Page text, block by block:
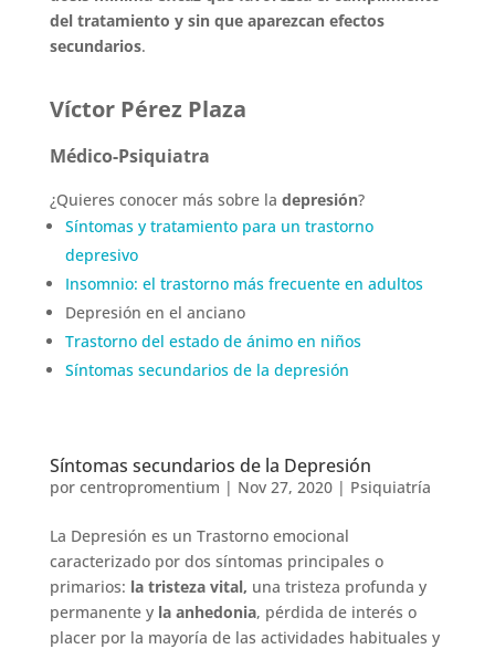
del tratamiento y sin que aparezcan efectos
secundarios.
Víctor Pérez Plaza
Médico-Psiquiatra
¿Quieres conocer más sobre la depresión?
Síntomas y tratamiento para un trastorno
depresivo
Insomnio: el trastorno más frecuente en adultos
Depresión en el anciano
Trastorno del estado de ánimo en niños
Síntomas secundarios de la depresión
Síntomas secundarios de la Depresión
por centropromentium | Nov 27, 2020| Psiquiatría
La Depresión es un Trastorno emocional
caracterizado por dos síntomas principales o
primarios: la tristeza vital, una tristeza profunda y
permanente y la anhedonia, pérdida de interés o
placer por la mayoría de las actividades habituales y